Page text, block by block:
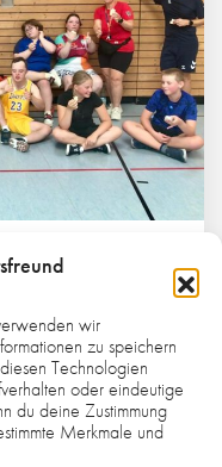
wir
zu speichern
Technologien
oder eindeutige
du deine Zustimmung
Merkmale und